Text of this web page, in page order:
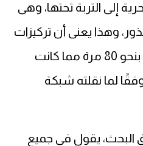
إلى التربة تحتها، وهى
وهذا يعنى أن تركيزات
السكر فى قاع البحر أعلى بنحو 80 مرة مما كانت
لما نقلته شبكة
البحث، يقول فى جميع